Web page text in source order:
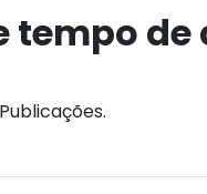
tempo